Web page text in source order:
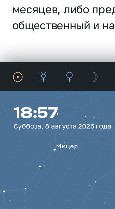
месяцев, либо
общественный и